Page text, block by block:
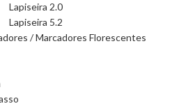
Lapiseira 2.0
Lapiseira 5.2
/ Marcadores Florescentes